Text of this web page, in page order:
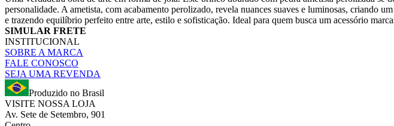
personalidade. A ametista, com acabamento perolizado, revela nuances suaves e luminosas, criando
e trazendo equilíbrio perfeito entre arte, estilo e sofisticação. Ideal para quem busca um acessório
SIMULAR FRETE
INSTITUCIONAL
SOBRE A MARCA
FALE CONOSCO
SEJA UMA REVENDA
Produzido no Brasil
VISITE NOSSA LOJA
Av. Sete de Setembro, 901